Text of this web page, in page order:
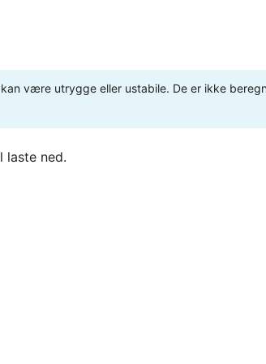
være utrygge eller ustabile. De er ikke
laste ned.